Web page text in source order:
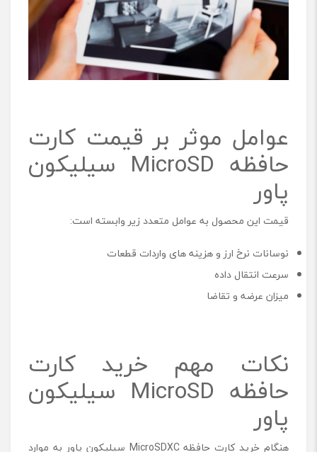
عوامل موثر بر قیمت کارت
حافظه MicroSD سیلیکون
پاور
قیمت این محصول به عوامل متعدد زیر وابسته است:
نوسانات نرخ ارز و هزینه های واردات قطعات
سرعت انتقال داده
میزان عرضه و تقاضا
نکات مهم خرید کارت
حافظه MicroSD سیلیکون
پاور
هنگام خرید کارت حافظه MicroSDXC سیلیکون پاور به موارد